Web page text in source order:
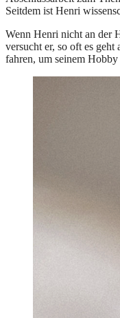
Seitdem ist Henri
Wenn Henri nicht an der
versucht er, so oft es
fahren, um seinem